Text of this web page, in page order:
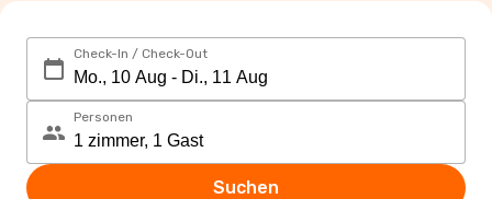
Check-In / Check-Out
Personen
Suchen